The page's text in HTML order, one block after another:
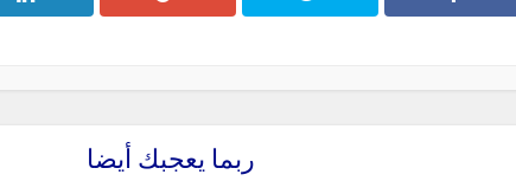
ربما يعجبك أيضا